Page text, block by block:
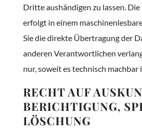
Dritte aushändigen zu lassen.
erfolgt in einem
Sie die direkte Übertragung der
anderen Verantwortlichen
nur, soweit es technisch machbar
RECHT AUF
BERICHTIGUNG,
LÖSCHUNG